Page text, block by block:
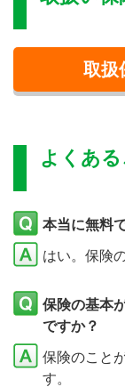
取扱
よくある
本当に無料
はい。保険
保険の基本
ですか？
保険のこと
す。